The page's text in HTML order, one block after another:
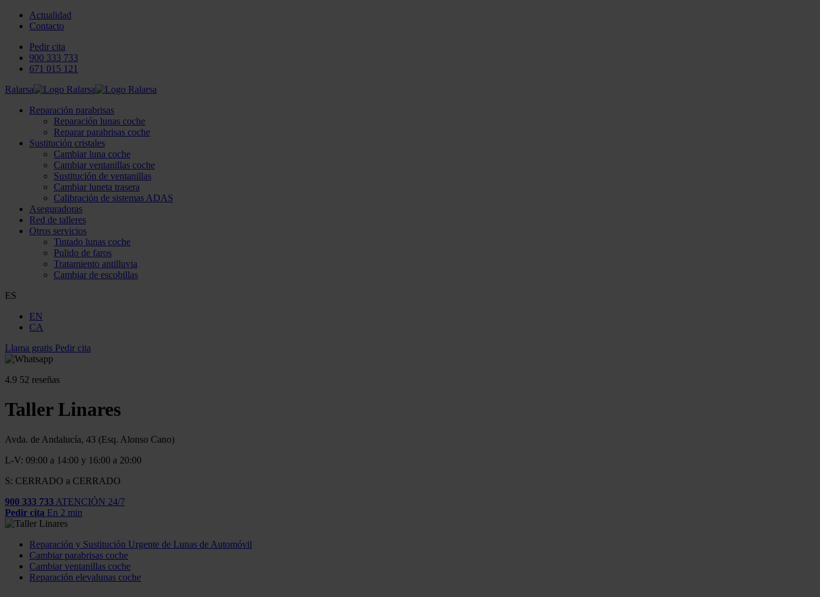
Actualidad
Contacto
Pedir cita
900 333 733
671 015 121
Ralarsa
Reparación parabrisas
Reparación lunas coche
Reparar parabrisas coche
Sustitución cristales
Cambiar luna coche
Cambiar ventanillas coche
Sustitución de ventanillas
Cambiar luneta trasera
Calibración de sistemas ADAS
Aseguradoras
Red de talleres
Otros servicios
Tintado lunas coche
Pulido de faros
Tratamiento antilluvia
Cambiar de escobillas
ES
EN
CA
Llama gratis Pedir cita
4.9 52 reseñas
Taller Linares
Avda. de Andalucía, 43 (Esq. Alonso Cano)
L-V: 09:00 a 14:00 y 16:00 a 20:00
S: CERRADO a CERRADO
900 333 733 ATENCIÓN 24/7
Pedir cita En 2 min
Reparación y Sustitución Urgente de Lunas de Automóvil
Cambiar parabrisas coche
Cambiar ventanillas coche
Reparación elevalunas coche